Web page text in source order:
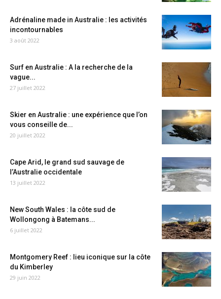
Adrénaline made in Australie : les activités
incontournables
3 août 2022
Surf en Australie : A la recherche de la
vague...
27 juillet 2022
Skier en Australie : une expérience que l’on
vous conseille de...
20 juillet 2022
Cape Arid, le grand sud sauvage de
l’Australie occidentale
13 juillet 2022
New South Wales : la côte sud de
Wollongong à Batemans...
6 juillet 2022
Montgomery Reef : lieu iconique sur la côte
du Kimberley
29 juin 2022